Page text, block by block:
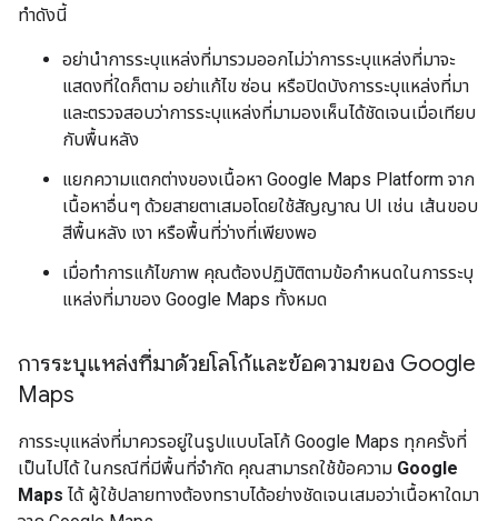
ทำดังนี้
อย่านำการระบุแหล่งที่มารวมออกไม่ว่าการระบุแหล่งที่มาจะ
แสดงที่ใดก็ตาม อย่าแก้ไข ซ่อน หรือปิดบังการระบุแหล่งที่มา
และตรวจสอบว่าการระบุแหล่งที่มามองเห็นได้ชัดเจนเมื่อเทียบ
กับพื้นหลัง
แยกความแตกต่างของเนื้อหา Google Maps Platform จาก
เนื้อหาอื่นๆ ด้วยสายตาเสมอโดยใช้สัญญาณ UI เช่น เส้นขอบ
สีพื้นหลัง เงา หรือพื้นที่ว่างที่เพียงพอ
เมื่อทำการแก้ไขภาพ คุณต้องปฏิบัติตามข้อกำหนดในการระบุ
แหล่งที่มาของ Google Maps ทั้งหมด
การระบุแหล่งที่มาด้วยโลโก้และข้อความของ Google
Maps
การระบุแหล่งที่มาควรอยู่ในรูปแบบโลโก้ Google Maps ทุกครั้งที่
เป็นไปได้ ในกรณีที่มีพื้นที่จำกัด คุณสามารถใช้ข้อความ Google
Maps ได้ ผู้ใช้ปลายทางต้องทราบได้อย่างชัดเจนเสมอว่าเนื้อหาใดมา